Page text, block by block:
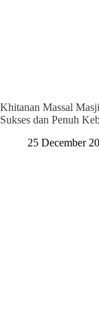
Khitanan Massal
Sukses dan Penuh
25 December